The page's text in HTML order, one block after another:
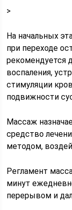
>
На начальных
при переходе
рекомендуется
воспаления,
стимуляции
подвижности
Массаж
средство
методом,
Регламент
минут
перерывом и